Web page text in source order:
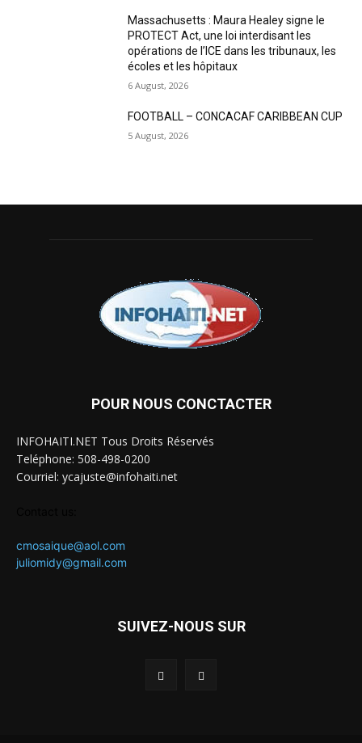
Massachusetts : Maura Healey signe le
PROTECT Act, une loi interdisant les
opérations de l’ICE dans les tribunaux, les
écoles et les hôpitaux
6 August, 2026
FOOTBALL – CONCACAF CARIBBEAN CUP
5 August, 2026
POUR NOUS CONCTACTER
INFOHAITI.NET Tous Droits Réservés
Teléphone: 508-498-0200
Courriel: ycajuste@infohaiti.net
cmosaique@aol.com
juliomidy@gmail.com
SUIVEZ-NOUS SUR